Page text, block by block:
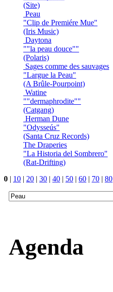
(Site)
Peau
"Clip de Premiére Mue"
(Iris Music)
Daytona
""la peau douce""
(Polaris)
Sages comme des sauvages
"Largue la Peau"
(A Brûle-Pourpoint)
Watine
""dermaphrodite""
(Catgang)
Herman Dune
"Odysseús"
(Santa Cruz Records)
The Draperies
"La Historia del Sombrero"
(Rat-Drifting)
0 | 10 | 20 | 30 | 40 | 50 | 60 | 70 | 80
Agenda